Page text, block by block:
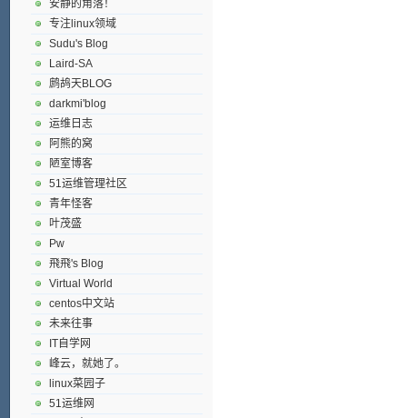
安静的角落！
专注linux领域
Sudu's Blog
Laird-SA
鹧鸪天BLOG
darkmi'blog
运维日志
阿熊的窝
陋室博客
51运维管理社区
青年怪客
叶茂盛
Pw
飛飛's Blog
Virtual World
centos中文站
未来往事
IT自学网
峰云，就她了。
linux菜园子
51运维网